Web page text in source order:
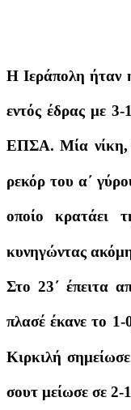
Η Ιεράπολη ήταν
εντός έδρας με
ΕΠΣΑ. Μία νίκη,
ρεκόρ του α΄
οποίο κρατάει
κυνηγώντας
Στο 23΄ έπειτα
πλασέ έκανε το
Κιρκιλή
σουτ μείωσε σε 2-